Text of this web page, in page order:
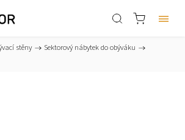
stěny / Sektorový nábytek do obýváku /